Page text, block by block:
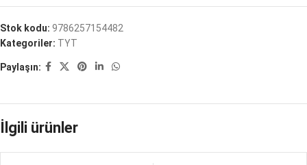
Stok kodu: 9786257154482
Kategoriler: TYT
Paylaşın:
İlgili ürünler